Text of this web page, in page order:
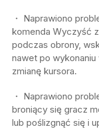
・ Naprawiono
komenda Wyczyść
podczas obrony,
nawet po
zmianę kursora.
・ Naprawiono
broniący się gracz
lub poślizgnąć się i